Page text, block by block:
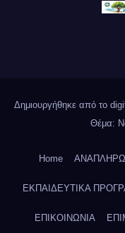
Δημιουργήθηκε από το
Θέμα:
Home
ΕΚΠΑΙΔΕΥΤΙΚΑ
ΕΠΙΚΟΙΝΩΝΙΑ